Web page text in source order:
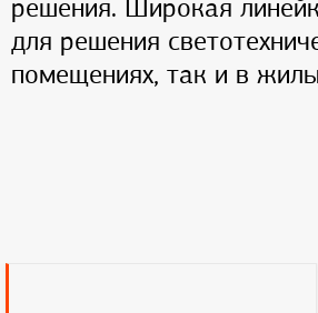
решения. Широкая
для решения
помещениях, так и в